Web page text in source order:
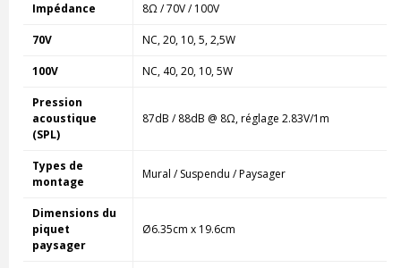
Impédance 8Ω / 70V / 100V
70V NC, 20, 10, 5, 2,5W
100V NC, 40, 20, 10, 5W
Pression
acoustique
(SPL)
87dB / 88dB @ 8Ω, réglage 2.83V/1m
Types de
montage
Mural / Suspendu / Paysager
Dimensions du
piquet
paysager
Ø6.35cm x 19.6cm